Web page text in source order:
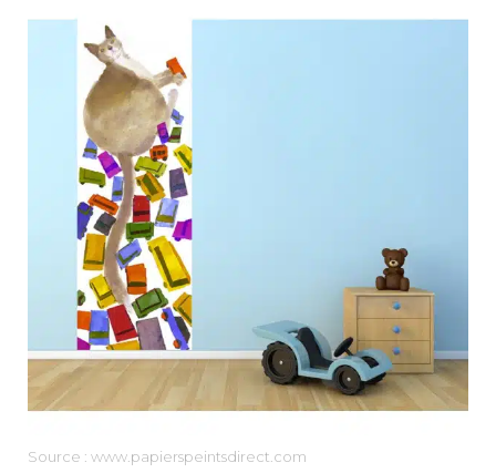
Source : www.papierspeintsdirect.com